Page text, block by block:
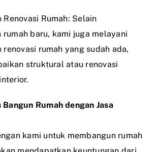
Renovasi Rumah: Selain
rumah baru, kami juga melayani
renovasi rumah yang sudah ada,
struktural atau renovasi
Bangun Rumah dengan Jasa
kami untuk membangun rumah